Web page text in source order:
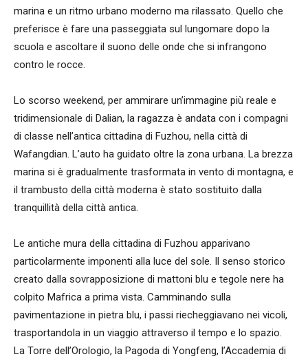
marina e un ritmo urbano moderno ma rilassato. Quello che
preferisce è fare una passeggiata sul lungomare dopo la
scuola e ascoltare il suono delle onde che si infrangono
contro le rocce.
Lo scorso weekend, per ammirare un’immagine più reale e
tridimensionale di Dalian, la ragazza è andata con i compagni
di classe nell’antica cittadina di Fuzhou, nella città di
Wafangdian. L’auto ha guidato oltre la zona urbana. La brezza
marina si è gradualmente trasformata in vento di montagna, e
il trambusto della città moderna è stato sostituito dalla
tranquillità della città antica.
Le antiche mura della cittadina di Fuzhou apparivano
particolarmente imponenti alla luce del sole. Il senso storico
creato dalla sovrapposizione di mattoni blu e tegole nere ha
colpito Mafrica a prima vista. Camminando sulla
pavimentazione in pietra blu, i passi riecheggiavano nei vicoli,
trasportandola in un viaggio attraverso il tempo e lo spazio.
La Torre dell’Orologio, la Pagoda di Yongfeng, l’Accademia di